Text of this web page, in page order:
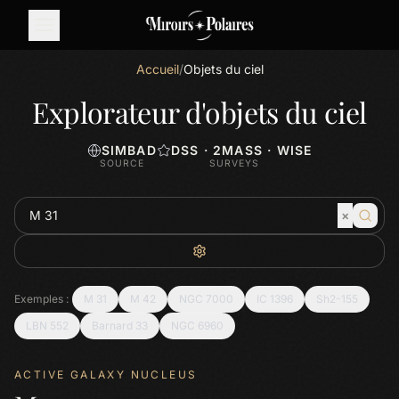
Accueil/Objets du ciel
Explorateur d'objets du ciel
SIMBAD
SOURCE
DSS · 2MASS · WISE
SURVEYS
×
Exemples : M 31 M 42 NGC 7000 IC 1396
Sh2-155
LBN 552
Barnard 33 NGC 6960
ACTIVE GALAXY NUCLEUS